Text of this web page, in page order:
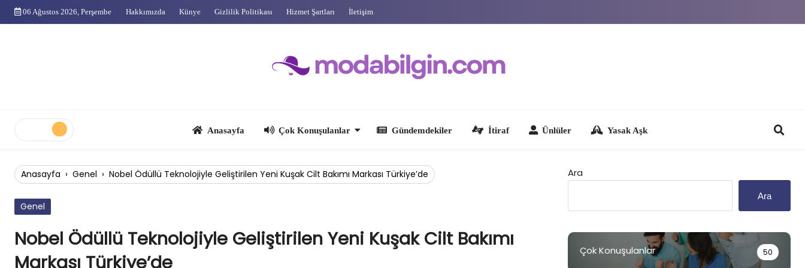
Skip
06 Ağustos 2026, Perşembe Hakkımızda Künye Gizlilik Politikası Hizmet Şartları İletişim
Anasayfa › Genel › Nobel Ödüllü Teknolojiyle Geliştirilen Yeni Kuşak Cilt Bakımı Markası Türkiye’de
Genel
Nobel Ödüllü Teknolojiyle Geliştirilen Yeni Kuşak Cilt Bakımı
Markası Türkiye’de
Ara
Ara
Çok Konuşulanlar 50